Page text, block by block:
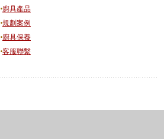
‧廚具產品
‧規劃案例
‧廚具保養
‧客服聯繫